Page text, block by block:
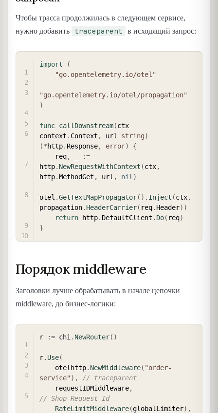
Чтобы трасса продолжилась в следующем сервисе,
нужно добавить
traceparent в исходящий запрос:
import
(
"go.opentelemetry.io/otel"
"go.opentelemetry.io/otel/propagation"
)
func callDownstream(ctx
context . Context , url string)
(*http. Response, error)
{
    req
,
:=
http. NewRequestWithContext (ctx,
http.MethodGet , url , nil )
otel .GetTextMapPropagator( ) . Inject (ctx,
propagation. HeaderCarrier( req. Header) )
return http. DefaultClient . Do( req)
}
Порядок middleware
Заголовки лучше обрабатывать в начале цепочки
middleware, до бизнес-логики:
r := chi . NewRouter( )
r. Use(
    otelhttp
. NewMiddleware( "order-
service") ,
// traceparent
    requestIDMiddleware
,
// Shop-Request-Id
RateLimitMiddleware(globalLimiter) ,